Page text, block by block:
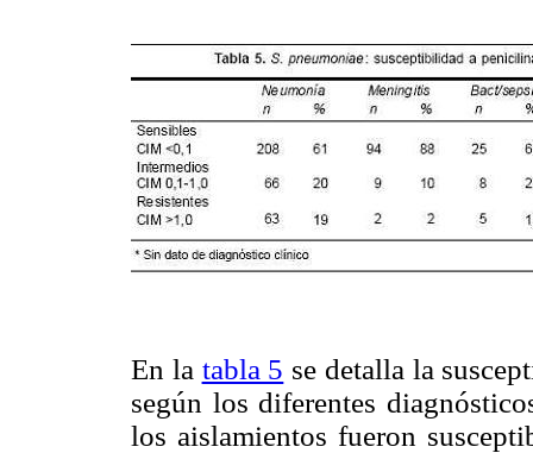
En la tabla 5 se detalla la
según los diferentes
los aislamientos fueron